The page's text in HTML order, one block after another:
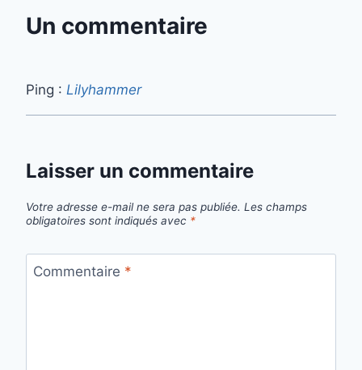
Un commentaire
Ping : Lilyhammer
Laisser un commentaire
Votre adresse e-mail ne sera pas publiée. Les champs
obligatoires sont indiqués avec *
Commentaire *